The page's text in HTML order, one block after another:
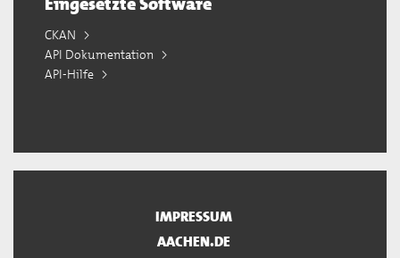
CKAN
API Dokumentation
API-Hilfe
IMPRESSUM
AACHEN.DE